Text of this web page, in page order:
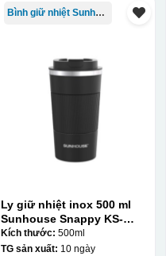
Bình giữ nhiệt Sunhouse
Ly giữ nhiệt inox 500 ml
Sunhouse Snappy KS-
TU500S
Kích thước: 500ml
TG sản xuất: 10 ngày